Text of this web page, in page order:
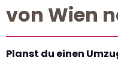
von Wien
Planst du einen